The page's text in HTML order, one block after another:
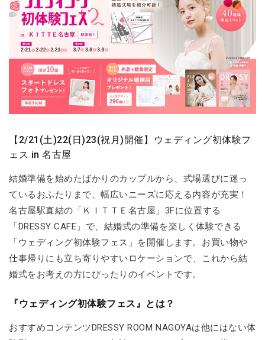
【2/21(土)22(日)23(祝月)開催】ウェディング初体験フ
ェス in 名古屋
結婚準備を始めたばかりのカップルから、式場選びに迷っ
ているおふたりまで、幅広いニーズに応える内容が充実！
名古屋駅直結の「ＫＩＴＴＥ名古屋」3Fに位置する
「DRESSY CAFE」で、結婚式の準備を楽しく体験できる
「ウェディング初体験フェス」を開催します。お買い物や
仕事帰りにも立ち寄りやすいロケーションで、これから結
婚式をお考えの方にぴったりのイベントです。
『ウェディング初体験フェス』とは？
おすすめコンテンツDRESSY ROOM NAGOYAは他にはない体